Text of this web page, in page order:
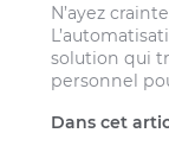
N’ayez
solution qui
personnel
Dans cet